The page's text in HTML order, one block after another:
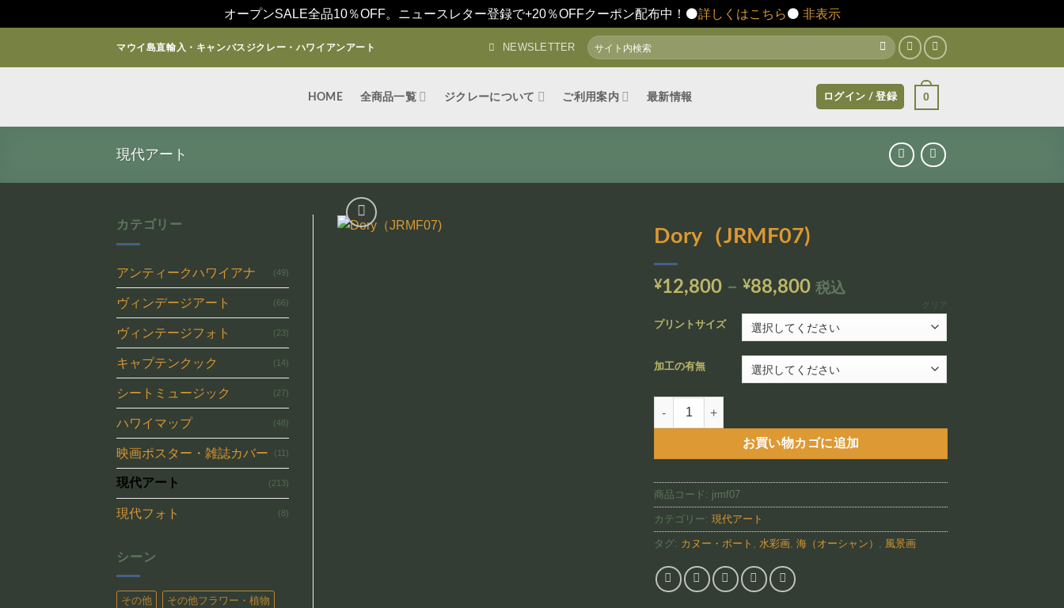
オープンSALE全品10％OFF。ニュースレター登録で+20％OFFクーポン配布中！⚫️詳しくはこちら⚫️ 非表示
マウイ島直輸入・キャンバスジクレー・ハワイアンアート NEWSLETTER
検
索
対
HOME 全商品一覧 ジクレーについて ご利用案内 最新情報 ログイン / 登録 0
現代アート
カテゴリー
アンティークハワイアナ (49)
ヴィンデージアート (66)
ヴィンテージフォト (23)
キャプテンクック (14)
シートミュージック (27)
ハワイマップ (48)
映画ポスター・雑誌カバー (11)
現代アート (213)
現代フォト (8)
シーン
その他 その他フラワー・植物
Dory（JRMF07)
¥12,800 – ¥88,800価
帯:
¥12,800
–
¥88,800
税込
プリントサイズ
加工の有無
クリア
Dory（JRMF07)個
お買い物カゴに追加
商品コード: jrmf07
カテゴリー:現代アート
タグ: カヌー・ボート 水彩画 ,海（オーシャン） 風景画